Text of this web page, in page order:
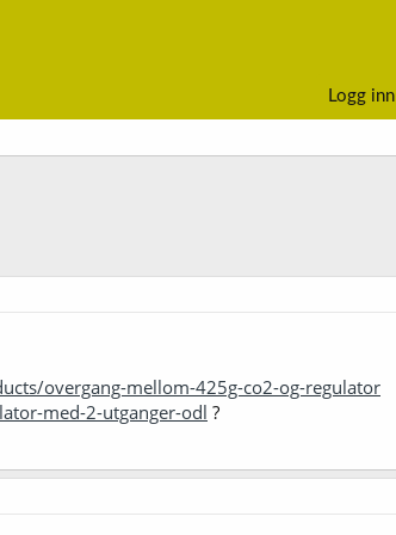
Logg inn
overgang-mellom-425g-co2-og-regulator
med-2-utganger-odl ?